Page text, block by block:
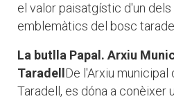
el valor paisatgístic d'un
emblemàtics del bosc
La butlla Papal. Arxiu
Taradell De l'Arxiu municipal
Taradell, es dóna a conèixer